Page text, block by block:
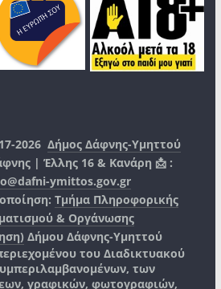
2026Δήμος Δάφνης-Υμηττού
| Έλλης 16 & Κανάρη 📩 :
ymittos.gov.gr
Τμήμα Πληροφορικής
& Οργάνωσης
Δήμου Δάφνης-Υμηττού
του Διαδικτυακού
των
γραφικών, φωτογραφιών,